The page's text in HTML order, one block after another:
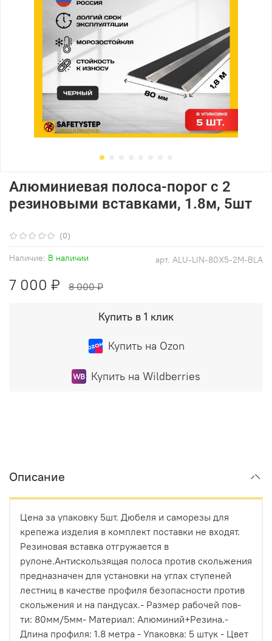
(0)
арт. ALU-LIN-80X5-2М-BLA
Наличие: В наличии
Алюминиевая полоса-порог с 2
резиновыми вставками, 1.8м, 5шт
7 000 ₽ 8 000 ₽
Купить в 1 клик
Купить на Ozon
Купить на Wildberries
Описание
Цена за упаковку 5шт. Дюбеля и саморезы для
крепежа изделия в комплект поставки не входят.
Резиновая вставка отгружается в
рулоне.Антискользящая полоса против скольжения
предназначен для установки на углах ступеней
лестниц в качестве профиля безопасности против
скольжения и на пандусах.- Размер рабочей пов-
ти: 80мм/5мм- Материал: Алюминий+Резина.-
Длина профиля: 1.8 метра - Упаковка: 5 штук - Цвет